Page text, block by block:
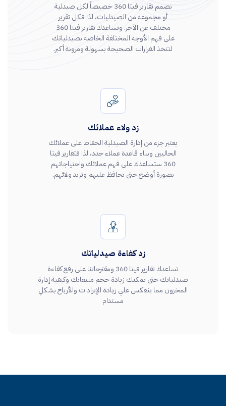
نصمم تقارير فيتا 360 خصيصاً لكل صيدلية
أو مجموعة من الصيدليات، لذا فكل تقرير
مختلف عن الآخر. وتساعدك تقارير فيتا 360
على فهم الأوجه المختلفة الخاصة بصيدلياتك
لتتخذ القرارات الصحيحة بسهولة ومرونة أكبر.
زد ولاء عملائك
يعتبر جزء من إدارة الصيدلية الحفاظ على عملائك
الحاليين وبناء قاعدة عملاء جدد، لذا فتقارير فيتا
360 ستساعدك على فهم عملائك واحتياجاتهم
بصورة أوضح حتى تحافظ عليهم وتزيد ولائهم.
زد كفاءة صيدلياتك
تساعدك تقارير فيتا 360 ومقترحاتنا على رفع كفاءة
صيدلياتك حتى يمكنك زيادة حجم مبيعاتك وكيفية إدارة
المخزون مما ينعكس علي زيادة الإيرادات والأرباح بشكلِ
مستدام